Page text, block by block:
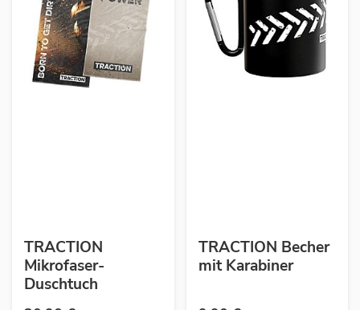
TRACTION
Mikrofaser-
Duschtuch
TRACTION Becher
mit Karabiner